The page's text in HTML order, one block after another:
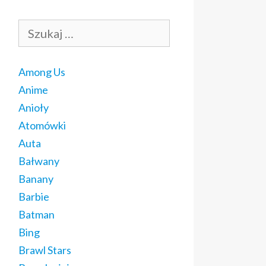
Among Us
Anime
Anioły
Atomówki
Auta
Bałwany
Banany
Barbie
Batman
Bing
Brawl Stars